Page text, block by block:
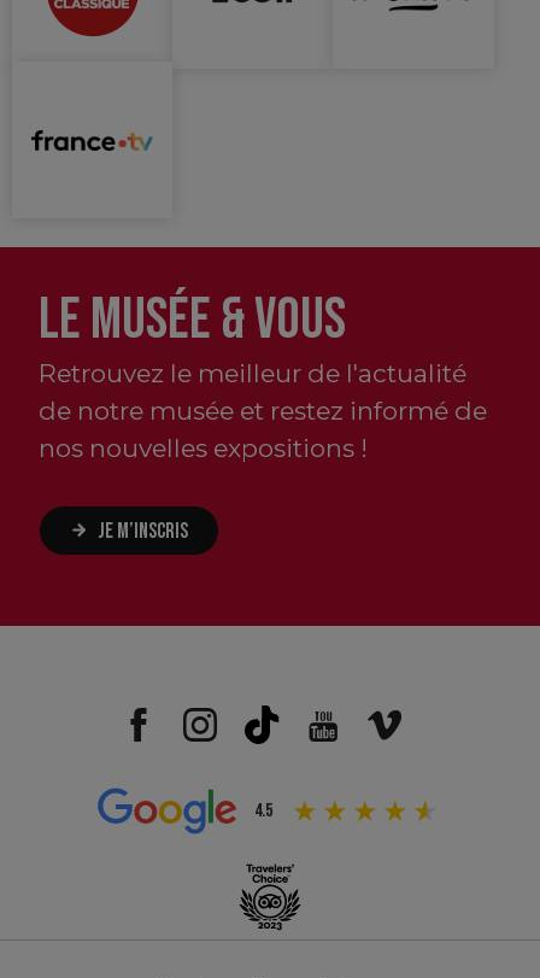
LE MUSÉE & VOUS
Retrouvez le meilleur de l'actualité
de notre musée et restez informé de
nos nouvelles expositions !
JE M’INSCRIS
4.5